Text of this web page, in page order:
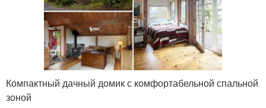
Компактный дачный домик с комфортабельной спальной
зоной